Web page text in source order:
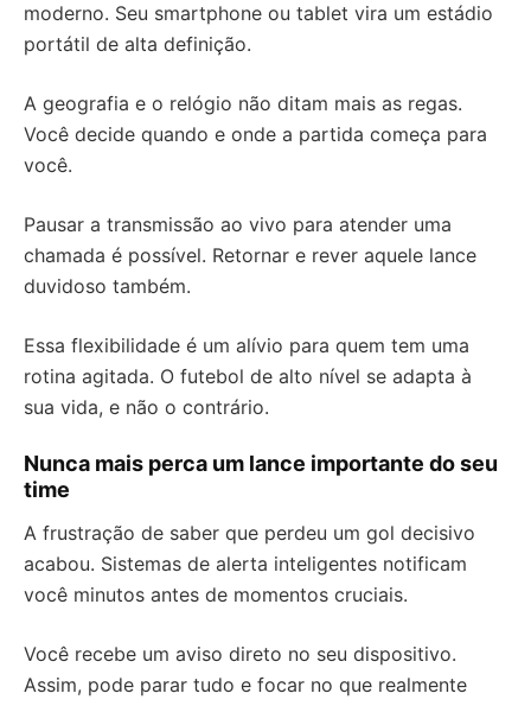
moderno. Seu smartphone ou tablet vira um estádio
portátil de alta definição.
A geografia e o relógio não ditam mais as regas.
Você decide quando e onde a partida começa para
você.
Pausar a transmissão ao vivo para atender uma
chamada é possível. Retornar e rever aquele lance
duvidoso também.
Essa flexibilidade é um alívio para quem tem uma
rotina agitada. O futebol de alto nível se adapta à
sua vida, e não o contrário.
Nunca mais perca um lance importante do seu
time
A frustração de saber que perdeu um gol decisivo
acabou. Sistemas de alerta inteligentes notificam
você minutos antes de momentos cruciais.
Você recebe um aviso direto no seu dispositivo.
Assim, pode parar tudo e focar no que realmente